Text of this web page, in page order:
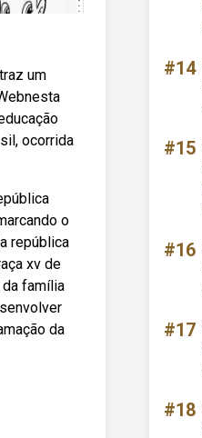
um
ocorrida
o
república
xv de
família
da
#14
#15
#16
#17
#18